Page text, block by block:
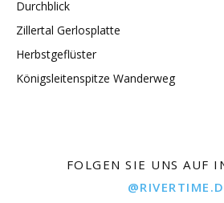
Durchblick
Zillertal Gerlosplatte
Herbstgeflüster
Königsleitenspitze Wanderweg
FOLGEN SIE UNS AUF